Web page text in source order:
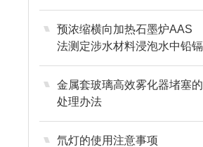
预浓缩横向加热石墨炉AAS
法测定涉水材料浸泡水中铅镉
金属套玻璃高效雾化器堵塞的
处理办法
氘灯的使用注意事项